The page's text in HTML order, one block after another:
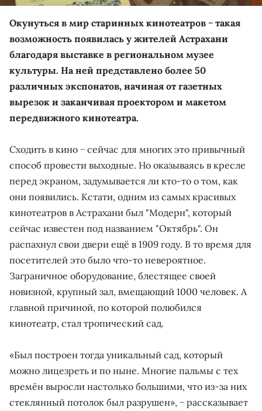
Окунуться в мир старинных кинотеатров − такая
возможность появилась у жителей Астрахани
благодаря выставке в региональном музее
культуры. На ней представлено более 50
различных экспонатов, начиная от газетных
вырезок и заканчивая проектором и макетом
передвижного кинотеатра.
Сходить в кино − сейчас для многих это привычный
способ провести выходные. Но оказываясь в кресле
перед экраном, задумывается ли кто-то о том, как
они появились. Кстати, одним из самых красивых
кинотеатров в Астрахани был "Модерн", который
сейчас известен под названием "Октябрь". Он
распахнул свои двери ещё в 1909 году. В то время для
посетителей это было что-то невероятное.
Заграничное оборудование, блестящее своей
новизной, крупный зал, вмещающий 1000 человек. А
главной причиной, по которой полюбился
кинотеатр, стал тропический сад.
«Был построен тогда уникальный сад, который
можно лицезреть и по ныне. Многие пальмы с тех
времён выросли настолько большими, что из-за них
стеклянный потолок был разрушен», − рассказывает